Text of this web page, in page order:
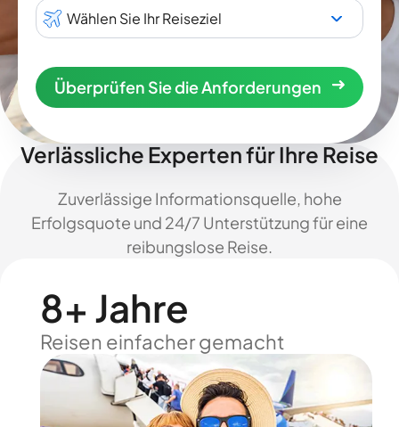
Wählen Sie Ihr Reiseziel
Überprüfen Sie die Anforderungen
Verlässliche Experten für Ihre Reise
Zuverlässige Informationsquelle, hohe
Erfolgsquote und 24/7 Unterstützung für eine
reibungslose Reise.
8+ Jahre
Reisen einfacher gemacht